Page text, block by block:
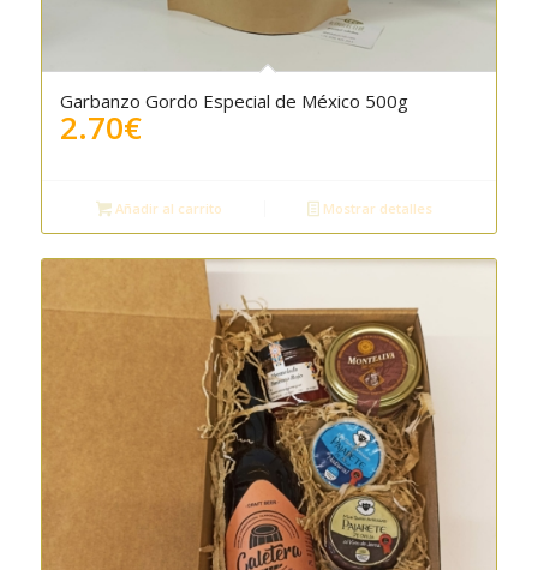
Garbanzo Gordo Especial de México 500g
2.70€
Añadir al carrito Mostrar detalles